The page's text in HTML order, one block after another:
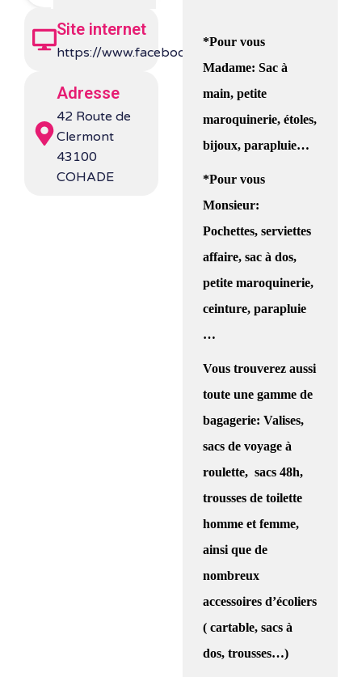
Site internet
https://www.facebook.com/maroquinerielvh
Adresse
42 Route de
Clermont
43100
COHADE
*Pour vous
Madame: Sac à
main, petite
maroquinerie, étoles,
bijoux, parapluie…
*Pour vous
Monsieur:
Pochettes, serviettes
affaire, sac à dos,
petite maroquinerie,
ceinture, parapluie
…
Vous trouverez aussi
toute une gamme de
bagagerie: Valises,
sacs de voyage à
roulette, sacs 48h,
trousses de toilette
homme et femme,
ainsi que de
nombreux
accessoires d’écoliers
( cartable, sacs à
dos, trousses…)